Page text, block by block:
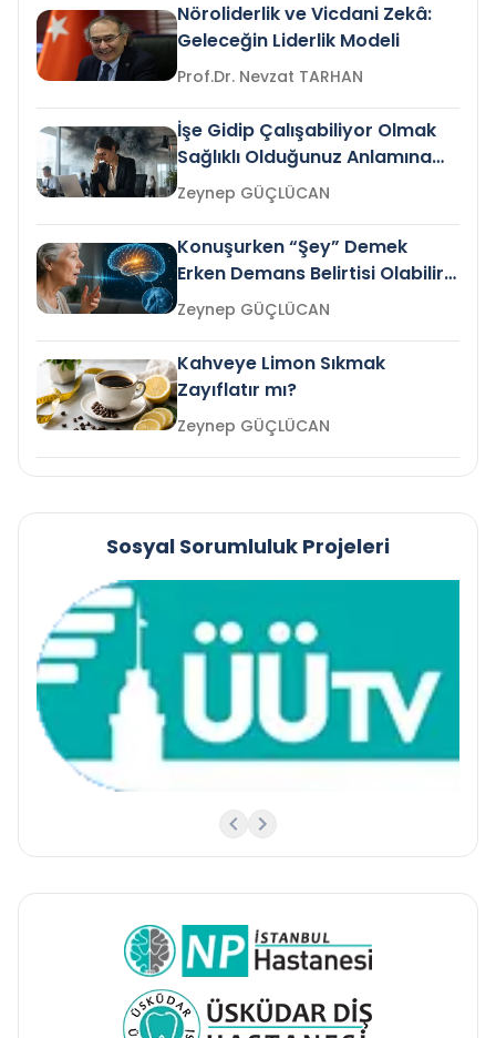
Nöroliderlik ve Vicdani Zekâ:
Geleceğin Liderlik Modeli
Prof.Dr. Nevzat TARHAN
İşe Gidip Çalışabiliyor Olmak
Sağlıklı Olduğunuz Anlamına
Gelir mi?Zeynep GÜÇLÜCAN
Konuşurken “Şey” Demek
Erken Demans Belirtisi Olabilir
mi?
Zeynep GÜÇLÜCAN
Kahveye Limon Sıkmak
Zayıflatır mı?
Zeynep GÜÇLÜCAN
Sosyal Sorumluluk Projeleri